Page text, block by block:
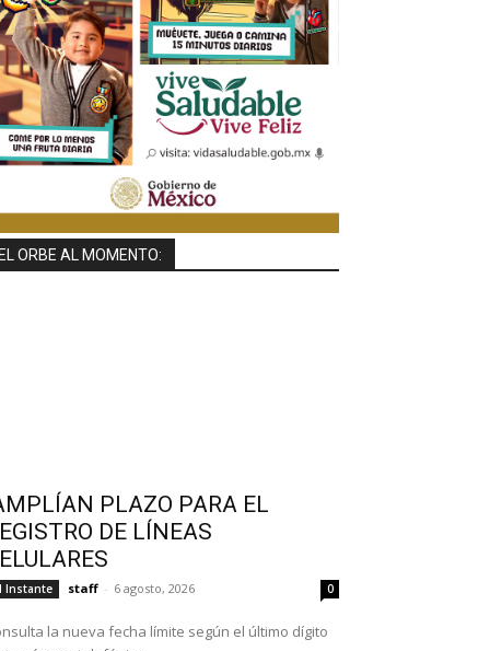
EL ORBE AL MOMENTO:
PLAZO PARA EL
DE LÍNEAS
Instante staff - 6 agosto, 2026 0
la nueva fecha límite según el último dígito